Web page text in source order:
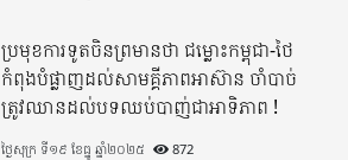
ប្រមុខការទូតចិនព្រមានថា ជម្លោះកម្ពុជា-ថៃ
កំពុងបំផ្លាញដល់សាមគ្គីភាពអាស៊ាន ចាំបាច់
ត្រូវឈានដល់បទឈប់បាញ់ជាអាទិភាព !
ថ្ងៃសុក្រ ទី១៩ ខែធ្នូ ឆ្នាំ២០២៥ 872